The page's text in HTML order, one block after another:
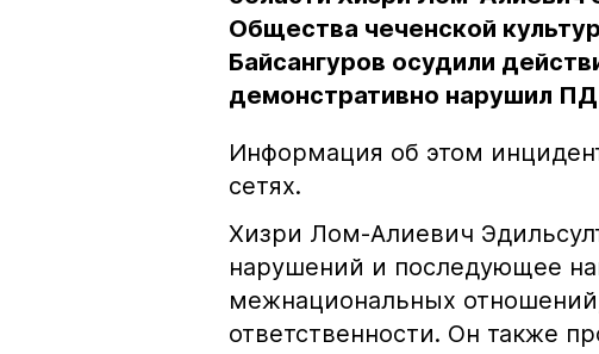
Общества чеченской
Байсангуров осудили
демонстративно нарушил
Информация об этом
сетях.
Хизри Лом-Алиевич
нарушений и последующее
межнациональных
ответственности. Он также